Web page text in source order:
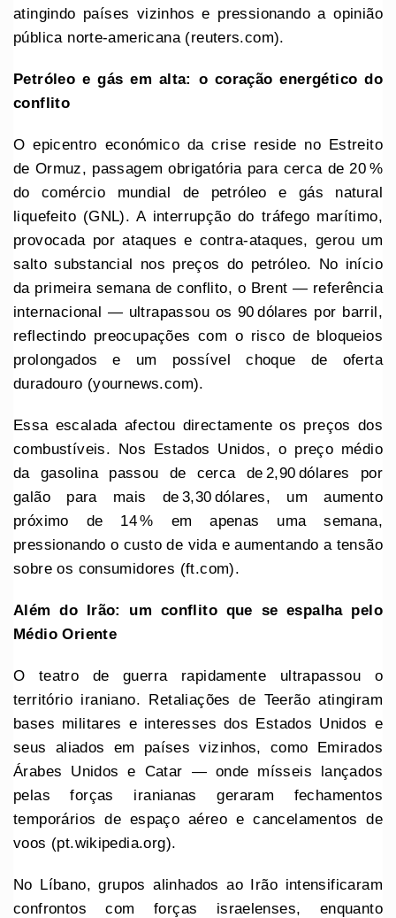
atingindo países vizinhos e pressionando a opinião
pública norte‑americana (reuters.com).
Petróleo e gás em alta: o coração energético do
conflito
O epicentro económico da crise reside no Estreito
de Ormuz, passagem obrigatória para cerca de 20 %
do comércio mundial de petróleo e gás natural
liquefeito (GNL). A interrupção do tráfego marítimo,
provocada por ataques e contra‑ataques, gerou um
salto substancial nos preços do petróleo. No início
da primeira semana de conflito, o Brent — referência
internacional — ultrapassou os 90 dólares por barril,
reflectindo preocupações com o risco de bloqueios
prolongados e um possível choque de oferta
duradouro (yournews.com).
Essa escalada afectou directamente os preços dos
combustíveis. Nos Estados Unidos, o preço médio
da gasolina passou de cerca de 2,90 dólares por
galão para mais de 3,30 dólares, um aumento
próximo de 14 % em apenas uma semana,
pressionando o custo de vida e aumentando a tensão
sobre os consumidores (ft.com).
Além do Irão: um conflito que se espalha pelo
Médio Oriente
O teatro de guerra rapidamente ultrapassou o
território iraniano. Retaliações de Teerão atingiram
bases militares e interesses dos Estados Unidos e
seus aliados em países vizinhos, como Emirados
Árabes Unidos e Catar — onde mísseis lançados
pelas forças iranianas geraram fechamentos
temporários de espaço aéreo e cancelamentos de
voos (pt.wikipedia.org).
No Líbano, grupos alinhados ao Irão intensificaram
confrontos com forças israelenses, enquanto